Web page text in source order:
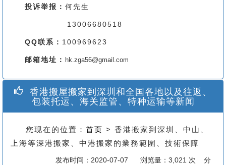
投诉举报： 何先生
13006680518
QQ联系： 100969623
邮箱地址： hk.zga56@gmail.com
香港搬屋搬家到深圳和全国各地以及往返、
包装托运、海关监管、特种运输等新闻
您现在的位置： 首页 > 香港搬家到深圳、中山、
上海等深港搬家、中港搬家的業務範圍、技術保障
发布时间：2020-07-07 浏览量：3,021 次 分